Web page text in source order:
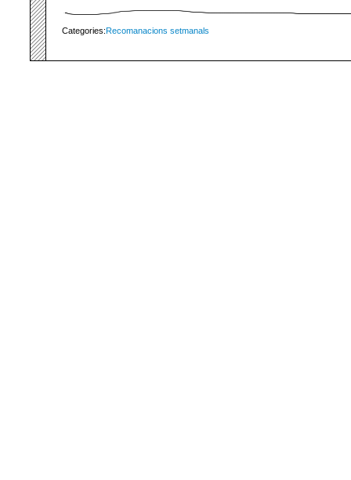
Categories:Recomanacions setmanals